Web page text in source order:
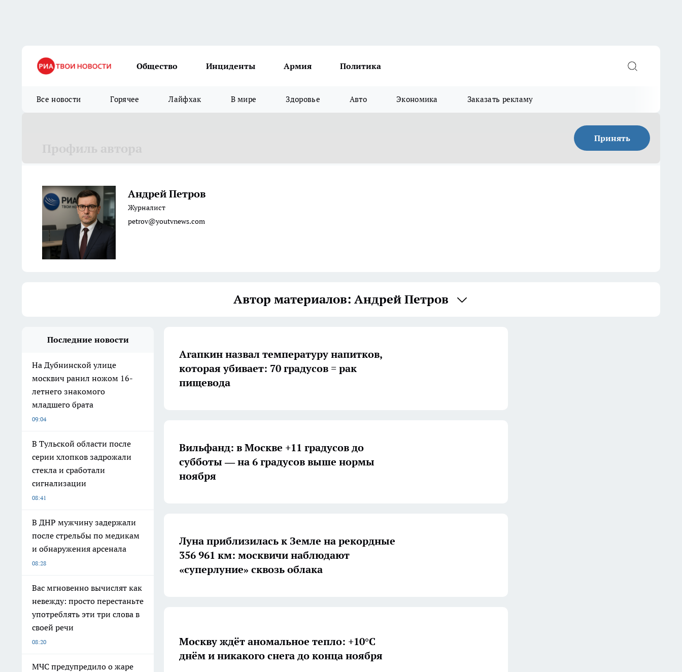
Общество Инциденты Армия Политика
Все новости Горячее Лайфхак В мире Здоровье Авто Экономика Заказать рекламу
Принять
Андрей Петров
Журналист
petrov@youtvnews.com
Автор материалов: Андрей Петров
Последние новости
На Дубнинской улице
москвич ранил ножом 16-
летнего знакомого
младшего брата
09:04
В Тульской области после
серии хлопков задрожали
стекла и сработали
сигнализации
08:41
В ДНР мужчину задержали
после стрельбы по медикам
и обнаружения арсенала
08:28
Вас мгновенно вычислят как
невежду: просто перестаньте
употреблять эти три слова в
своей речи
08:20
МЧС предупредило о жаре
Агапкин назвал температуру напитков,
которая убивает: 70 градусов = рак
пищевода
Вильфанд: в Москве +11 градусов до
субботы — на 6 градусов выше нормы
ноября
Луна приблизилась к Земле на рекордные
356 961 км: москвичи наблюдают
«суперлуние» сквозь облака
Москву ждёт аномальное тепло: +10°C
днём и никакого снега до конца ноября